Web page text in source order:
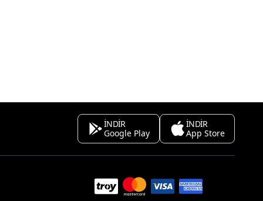
İNDİR
Google Play
İNDİR
App Store